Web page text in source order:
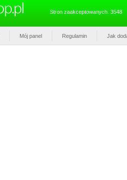
Stron zaakceptowanych: 3548
Mój panel Regulamin Jak